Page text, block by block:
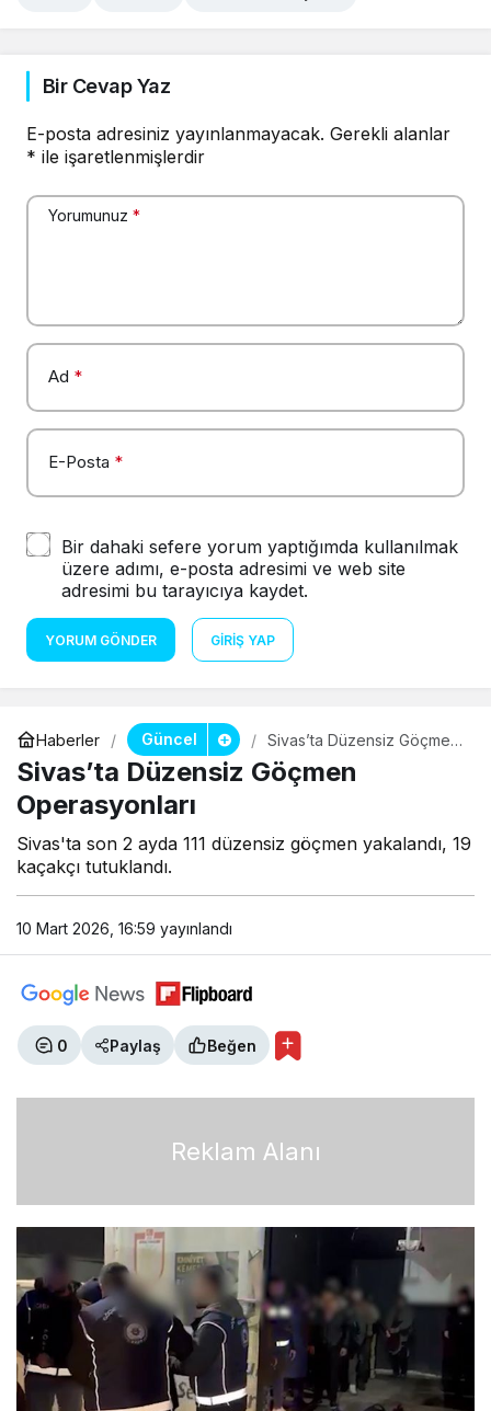
Bir Cevap Yaz
E-posta adresiniz yayınlanmayacak. Gerekli alanlar
* ile işaretlenmişlerdir
Yorumunuz *
Ad *
E-Posta *
Bir dahaki sefere yorum yaptığımda kullanılmak
üzere adımı, e-posta adresimi ve web site
adresimi bu tarayıcıya kaydet.
YORUM GÖNDER GIRIŞ YAP
Haberler Güncel
Sivas’ta Düzensiz Göçmen
Operasyonları
Sivas’ta Düzensiz Göçmen
Operasyonları
Sivas'ta son 2 ayda 111 düzensiz göçmen yakalandı, 19
kaçakçı tutuklandı.
10 Mart 2026, 16:59 yayınlandı
0 Paylaş Beğen
Reklam Alanı